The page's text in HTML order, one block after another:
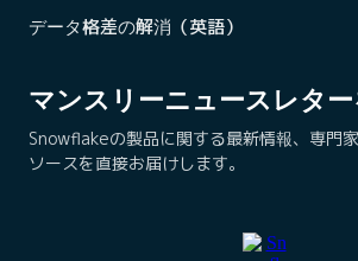
マンスリーニュースレタ
Snowflakeの製品に関する最新情報、専門
ソースを直接お届けします。
データ格差の解消（英語）